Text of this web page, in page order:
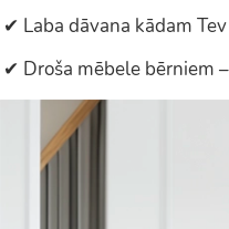
✔ Laba dāvana kādam
✔ Droša mēbele bērniem